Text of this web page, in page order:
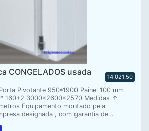
CONGELADOS usada
14.021.50
Pivotante 950*1900 Painel 100 mm
160+2 3000x2600x2570 Medidas ↑
Equipamento montado pela
designada , com garantia de…